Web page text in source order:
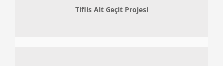
Tiflis Alt Geçit Projesi